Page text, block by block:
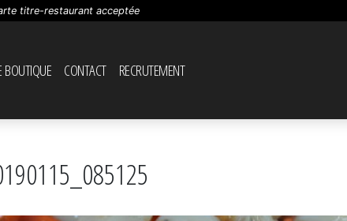
titre-restaurant acceptée
BOUTIQUE CONTACT RECRUTEMENT